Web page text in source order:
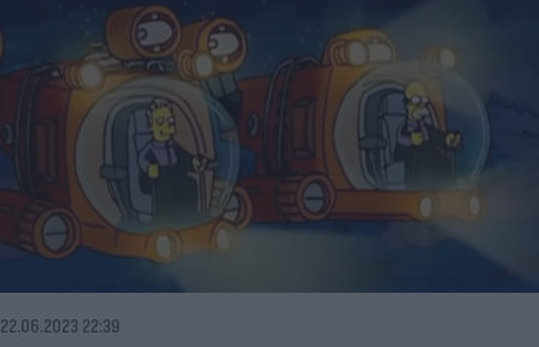
22.06.2023 22:39